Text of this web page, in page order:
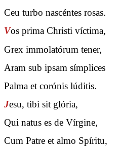
Ceu turbo nascéntes rosas.
Vos prima Christi víctima,
Grex immolatórum tener,
Aram sub ipsam símplices
Palma et corónis lúditis.
Jesu, tibi sit glória,
Qui natus es de Vírgine,
Cum Patre et almo Spíritu,